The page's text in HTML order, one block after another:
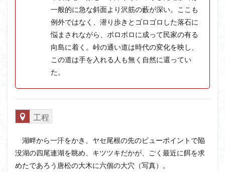
一般的に急な斜面より沢筋の藪が深い。ここも
例外ではなく、潜り歩きとゴロゴロした落石に
悩まされながら、ボロボロに成って民家の有る
向島に着く。峠の通い道は時代の変化を映し、
この道は手を入れる人も無く自然に還ってい
た。
工程
湖畔から一汗をかき、ヤセ尾根の先のビューポイントで陥
没湖の四尾連湖を眺め、キツツキだかが、ごく最近に餌を求
めたであろう唐松の大木に六個の大穴（写真）。
大菩薩嶺
大菩薩南部 大草鞋
大楠山
大札山 大指山 大平山
大峰沼
北海道 三毳山山麓
中信州
京都府 五百羅漢
二等三角点
二本木峠
中津川市
中山
中央アルプスロープウェイ
下北半島
今別町
伊吹山地 北杜市郊外
八溝川湧水群